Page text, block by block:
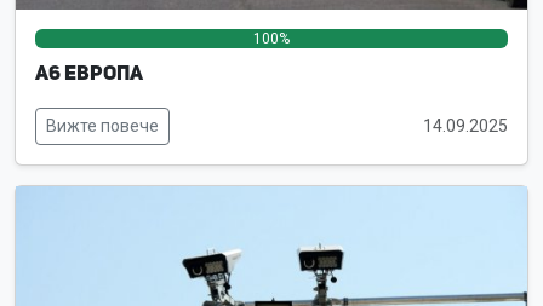
100%
А6 Европа
Вижте повече 14.09.2025